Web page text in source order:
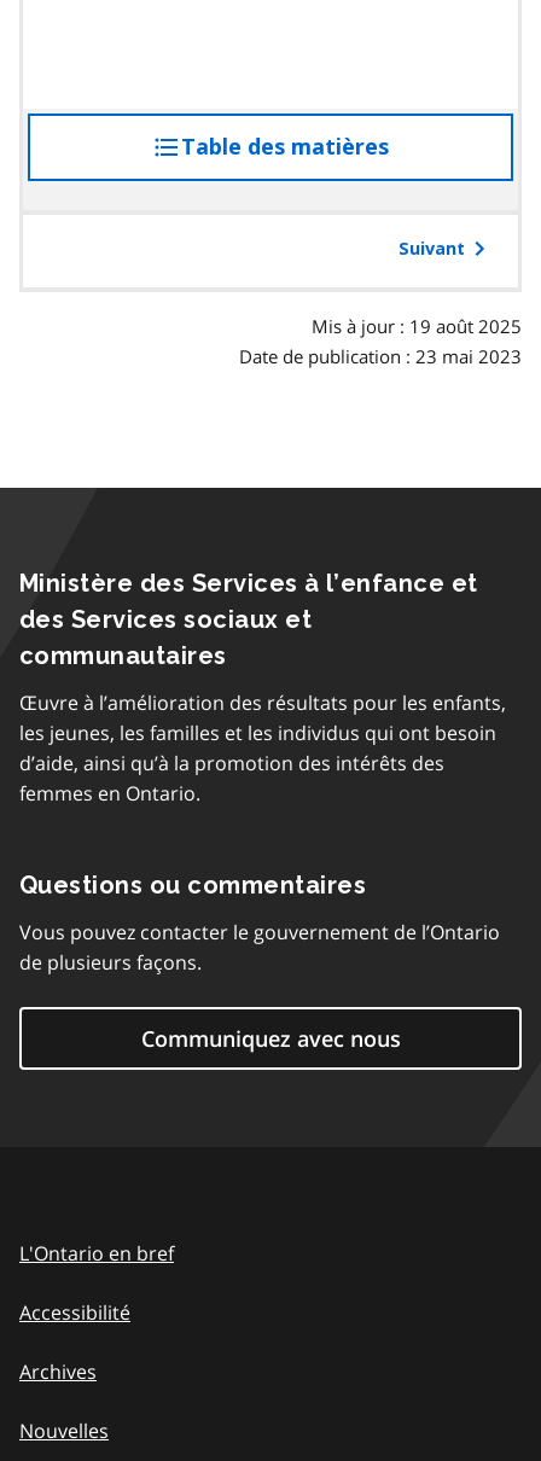
Table des matières
à
table
matières
Suivant
Mis à jour : 19 août 2025
Date de publication : 23 mai 2023
Ministère des Services à l’enfance et
des Services sociaux et
communautaires
Œuvre à l’amélioration des résultats pour les enfants,
les jeunes, les familles et les individus qui ont besoin
d’aide, ainsi qu’à la promotion des intérêts des
femmes en Ontario.
Questions ou commentaires
Vous pouvez contacter le gouvernement de l’Ontario
de plusieurs façons.
Communiquez avec nous
L'Ontario en bref
Accessibilité
Archives
Nouvelles